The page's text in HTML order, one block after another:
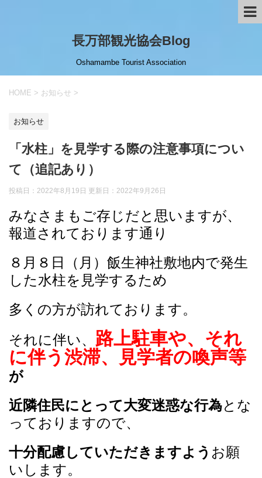
長万部観光協会Blog
Oshamambe Tourist Association
HOME > お知らせ >
お知らせ
「水柱」を見学する際の注意事項につい
て（追記あり）
投稿日：2022年8月19日 更新日： 2022年9月26日
みなさまもご存じだと思いますが、
報道されております通り
８月８日（月）飯生神社敷地内で発生
した水柱を見学するため
多くの方が訪れております。
それに伴い、 路上駐車や、それ
に伴う渋滞、
見学者の喚声等
が
近隣住民にとって大変迷惑な行為とな
っておりますので、
十分配慮していただきますよう お願
いします。